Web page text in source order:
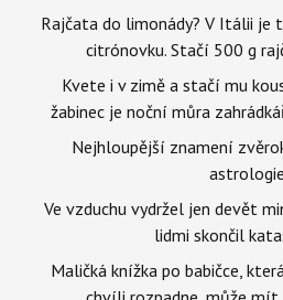
Rajčata do limonády? V Itálii je
citrónovku. Stačí 500 g
Kvete i v zimě a stačí mu
žabinec je noční můra
Nejhloupější znamení
astrologie
Ve vzduchu vydržel jen devět
lidmi skončil
Maličká knížka po babičce,